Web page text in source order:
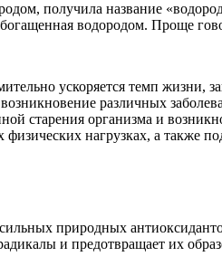
получила название
обогащенная водородом. Проще
ускоряется темп жизни,
различных
старения организма и
нагрузках, а также
природных
и предотвращает их